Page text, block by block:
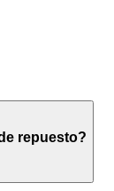
repuesto?